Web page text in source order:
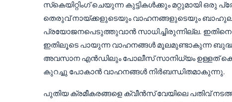
സ്‌കെയിറ്റിംഗ്‌ ചെയുന്ന കുട്ടികൾക്കും മറ്റുമായി ഒരു
തെരുവ് നായ്ക്കളുടെയും വാഹനങ്ങളുടെയും ബാഹുല്യം
പ്രയോജനപെടുത്തുവാൻ സാധിച്ചിരുന്നില്ല.
ഇതിലൂടെ പായുന്ന വാഹനങ്ങൾ മൂലമുണ്ടാകുന്ന
അവസാന എൻഡിലും പോലീസ് സാനിധ്യം ഉള്ളത്
കുറച്ചു പോകാൻ വാഹനങ്ങൾ നിർബന്ധിതമാകുന്നു.
പുതിയ ക്രമീകരങ്ങളെ ക്വീൻസ് വേയിലെ പതിവ്